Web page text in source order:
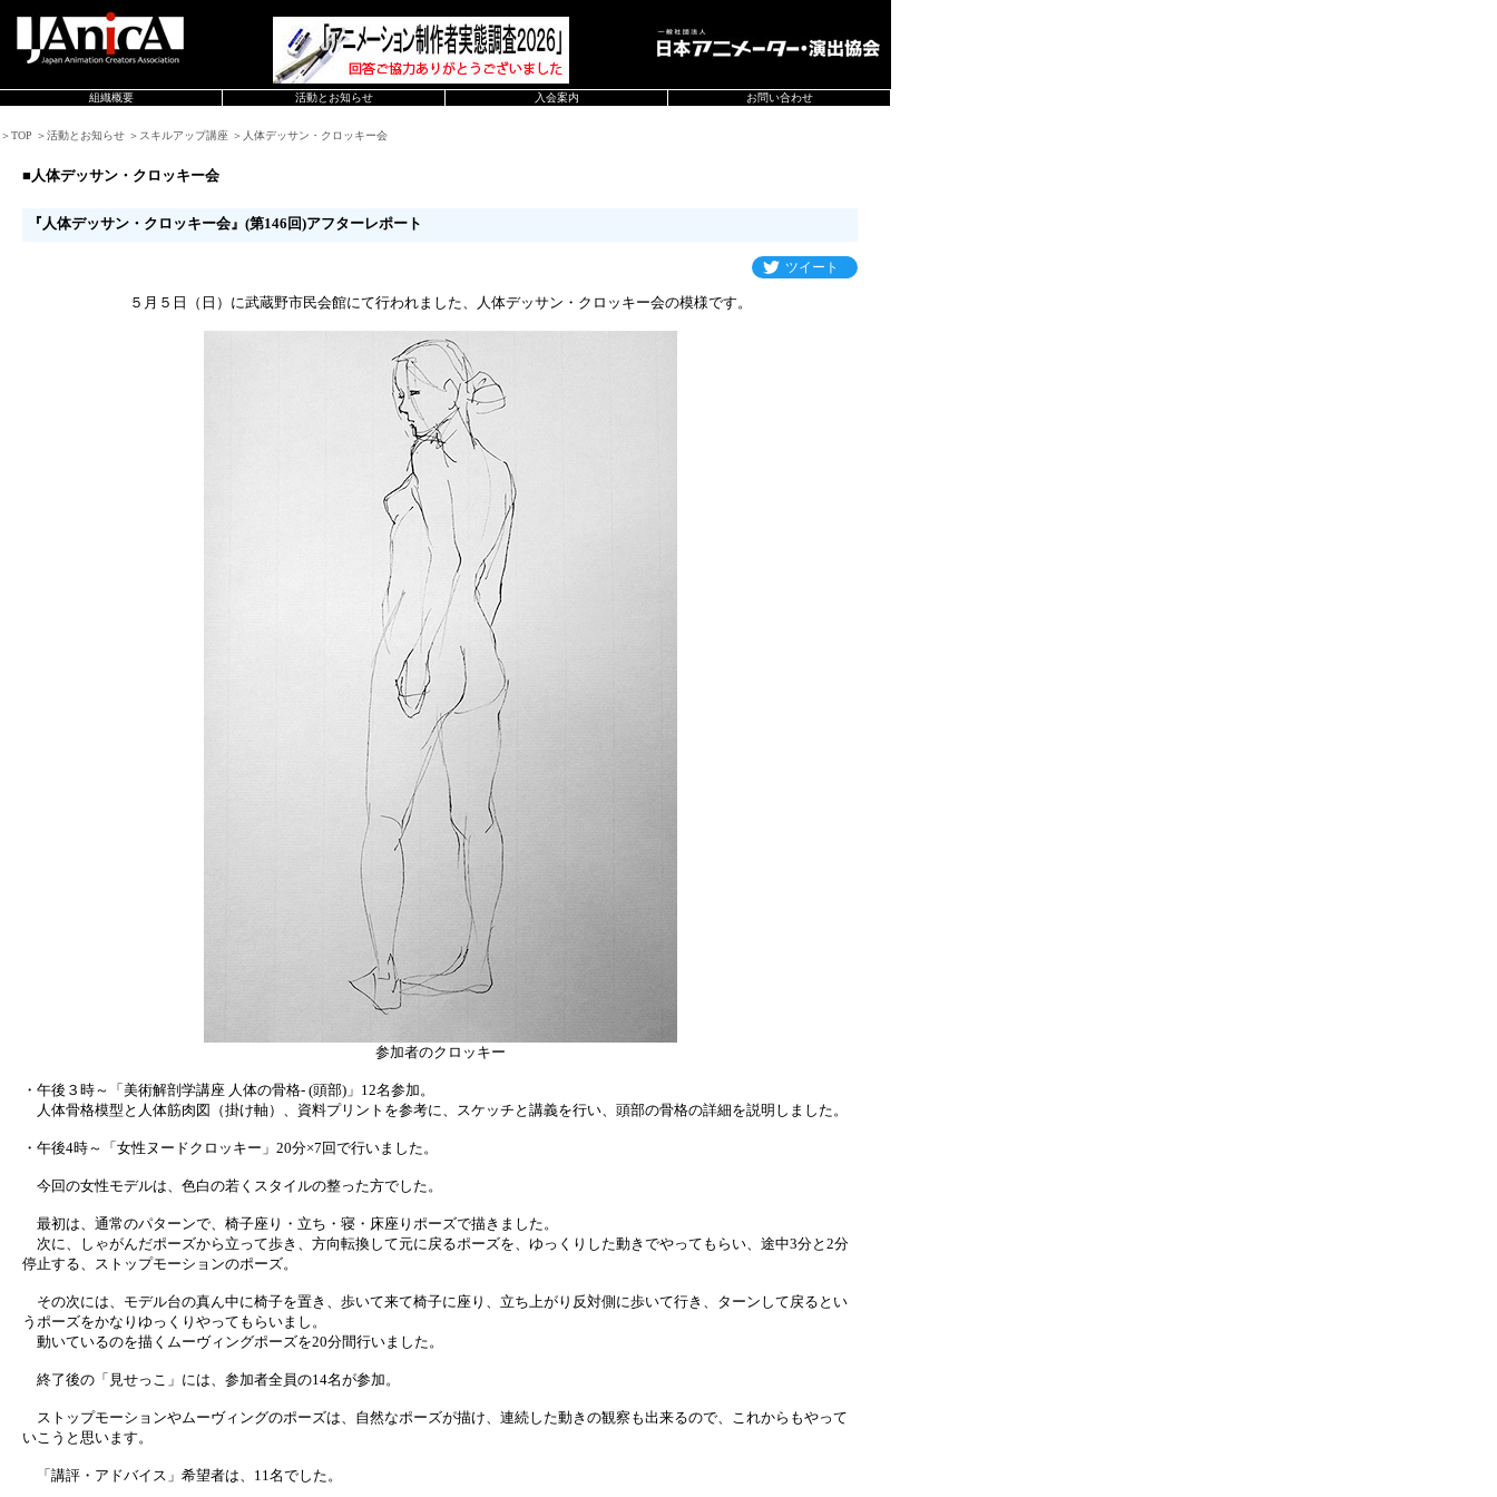
組織概要 活動とお知らせ 入会案内 お問い合わせ
＞TOP ＞活動とお知らせ ＞スキルアップ講座 ＞人体デッサン・クロッキー会
■人体デッサン・クロッキー会
『人体デッサン・クロッキー会』(第146回)アフターレポート
ツイート
５月５日（日）に武蔵野市民会館にて行われました、人体デッサン・クロッキー会の模様です。
参加者のクロッキー
・午後３時～「美術解剖学講座 人体の骨格- (頭部)」12名参加。
人体骨格模型と人体筋肉図（掛け軸）、資料プリントを参考に、スケッチと講義を行い、頭部の骨格の詳細を説明しました。
・午後4時～「女性ヌードクロッキー」20分×7回で行いました。
今回の女性モデルは、色白の若くスタイルの整った方でした。
最初は、通常のパターンで、椅子座り・立ち・寝・床座りポーズで描きました。
次に、しゃがんだポーズから立って歩き、方向転換して元に戻るポーズを、ゆっくりした動きでやってもらい、途中3分と2分
停止する、ストップモーションのポーズ。
その次には、モデル台の真ん中に椅子を置き、歩いて来て椅子に座り、立ち上がり反対側に歩いて行き、ターンして戻るとい
うポーズをかなりゆっくりやってもらいまし。
動いているのを描くムーヴィングポーズを20分間行いました。
終了後の「見せっこ」には、参加者全員の14名が参加。
ストップモーションやムーヴィングのポーズは、自然なポーズが描け、連続した動きの観察も出来るので、これからもやって
いこうと思います。
「講評・アドバイス」希望者は、11名でした。